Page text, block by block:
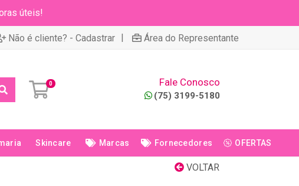
úteis!
Não é cliente? - Cadastrar | Área do Representante
0 Fale Conosco
(75) 3199-5180
Skincare Marcas Fornecedores OFERTAS
VOLTAR